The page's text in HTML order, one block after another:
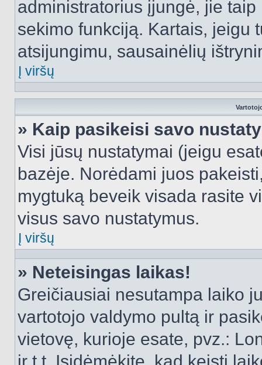
administratorius įjungė, jie
sekimo funkciją. Kartais, jeigu
atsijungimu, sausainėlių
Į viršų
» Kaip pasikeisi savo
Visi jūsų nustatymai (jeigu
bazėje. Norėdami juos
mygtuką beveik visada rasite
visus savo nustatymus.
Į viršų
» Neteisingas laikas!
Greičiausiai nesutampa laiko
vartotojo valdymo pultą ir
vietovę, kurioje esate, pvz.: